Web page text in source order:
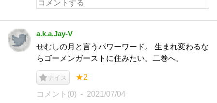
a.k.a.Jay-V
せむしの月と言うパワーワード。 生まれ変わるな
らゴーメンガーストに住みたい。二巻へ。
ナイス ★2
コメント(0) 2021/07/04